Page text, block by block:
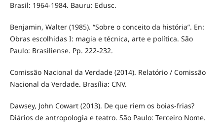
Brasil: 1964-1984. Bauru: Edusc.
Benjamin, Walter (1985). “Sobre o conceito da história”. En:
Obras escolhidas I: magia e técnica, arte e política. São
Paulo: Brasiliense. Pp. 222-232.
Comissão Nacional da Verdade (2014). Relatório / Comissão
Nacional da Verdade. Brasília: CNV.
Dawsey, John Cowart (2013). De que riem os boias-frias?
Diários de antropologia e teatro. São Paulo: Terceiro Nome.